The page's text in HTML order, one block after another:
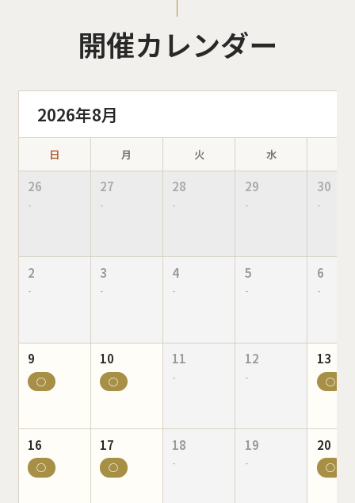
開催カレンダー
2026年8月
日 月 火 水
26
-
27
-
28
-
29
-
30
-
2
-
3
-
4
-
5
-
6
-
9
○
10
○
11
-
12
-
13
○
16
○
17
○
18
-
19
-
20
○